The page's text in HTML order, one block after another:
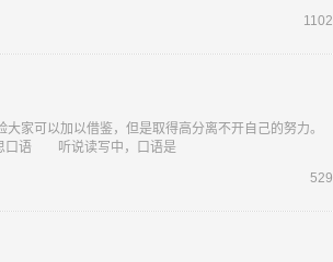
1102
家可以加以借鉴，但是取得高分离不开自己的努力。
思口语 听说读写中，口语是
529